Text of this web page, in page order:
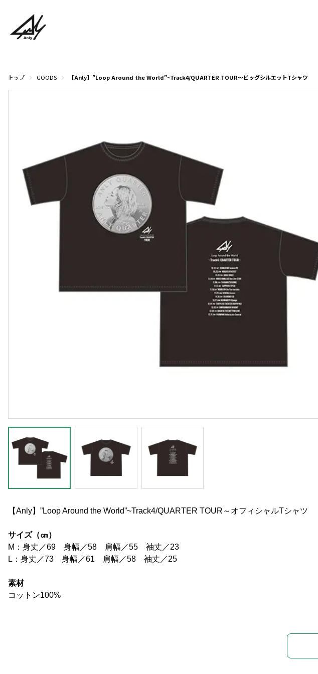
トップ GOODS 【Anly】”Loop Around the World”~Track4/QUARTER TOUR～ビッグシルエットTシャツ
【Anly】”Loop Around the World”~Track4/QUARTER TOUR～オフィシャルTシャツ
サイズ（㎝）
M：身丈／69 身幅／58 肩幅／55 袖丈／23
L：身丈／73 身幅／61 肩幅／58 袖丈／25
素材
コットン100%